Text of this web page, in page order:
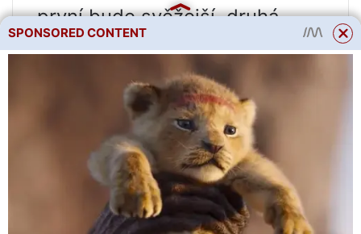
první bude svěžejší, druhá
bude evokovat slunečné moře.
Obojí je pro komáry hnusné,
takže nemůžete udělat chybu.
100 ml vodky
10 kapky levandulového
esenciálního oleje
SPONSORED CONTENT